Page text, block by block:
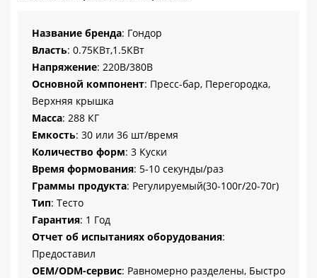
Название бренда: Гондор
Власть: 0.75КВт,1.5КВт
Напряжение: 220В/380В
Основной компонент: Пресс-бар, Перегородка,
Верхняя крышка
Масса: 288 КГ
Емкость: 30 или 36 шт/время
Количество форм: 3 Куски
Время формования: 5-10 секунды/раз
Граммы продукта: Регулируемый(30-100г/20-70г)
Тип: Тесто
Гарантия: 1 Год
Отчет об испытаниях оборудования:
Предоставил
OEM/ODM-сервис: Равномерно разделены, Быстро